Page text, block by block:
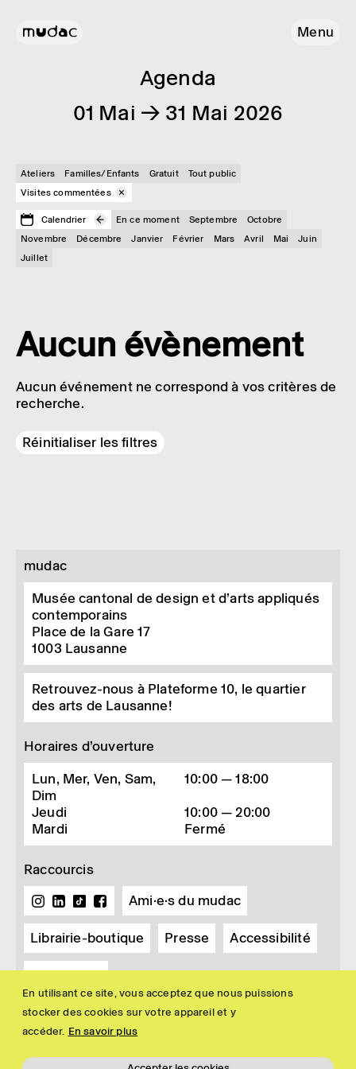
En utilisant ce site, vous acceptez que nous puissions
stocker des cookies sur votre appareil et y
accéder. En savoir plus
Menu
Agenda
01 Mai → 31 Mai 2026
Ateliers Familles/Enfants Gratuit
Tout public
Visites commentées
Calendrier En ce moment Septembre
Octobre
Novembre
Décembre Janvier Février Mars Avril Mai
Juin
Juillet
Aucun évènement
Aucun événement ne correspond à vos critères de
recherche.
Réinitialiser les filtres
mudac
Musée cantonal de design et d’arts appliqués
contemporains
Place de la Gare 17
1003 Lausanne
Retrouvez-nous à Plateforme 10, le quartier
des arts de Lausanne!
Horaires d’ouverture
Lun, Mer, Ven, Sam,
Dim
10:00 — 18:00
Jeudi
10:00 — 20:00
Mardi
Fermé
Raccourcis
Ami·e·s du mudac
Librairie-boutique Presse Accessibilité
Newsletter